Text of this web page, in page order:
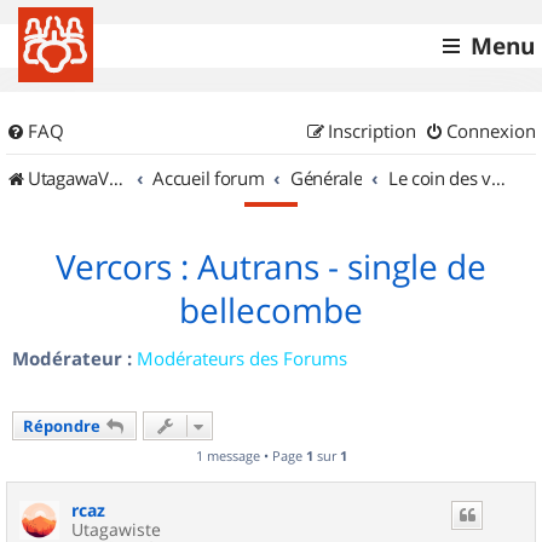
Menu
FAQ Connexion
Inscription
UtagawaVTT (Randos VTT et VTTAE avec traces GPS)
Accueil forum Générale Le coin des vidéastes
Vercors : Autrans - single de
bellecombe
Modérateur : Modérateurs des Forums
Répondre
1 message • Page 1 sur 1
rcaz
Utagawiste